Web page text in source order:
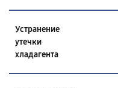
Устранение
утечки
хладагента